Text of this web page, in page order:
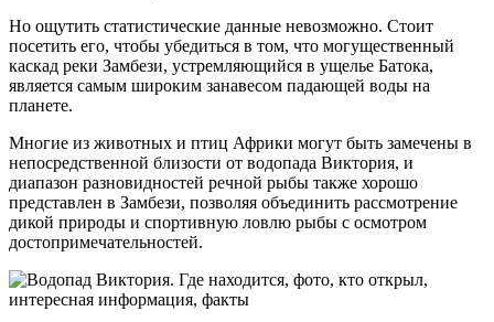
Но ощутить статистические данные невозможно. Стоит
посетить его, чтобы убедиться в том, что могущественный
каскад реки Замбези, устремляющийся в ущелье Батока,
является самым широким занавесом падающей воды на
планете.
Многие из животных и птиц Африки могут быть замечены в
непосредственной близости от водопада Виктория, и
диапазон разновидностей речной рыбы также хорошо
представлен в Замбези, позволяя объединить рассмотрение
дикой природы и спортивную ловлю рыбы с осмотром
достопримечательностей.